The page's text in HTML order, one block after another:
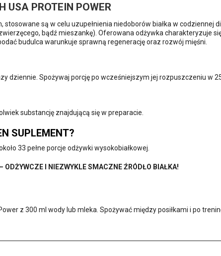
USA PROTEIN POWER
stosowane są w celu uzupełnienia niedoborów białka w codziennej
bądź mieszankę). Oferowana odżywka charakteryzuje
budulca warunkuje sprawną regenerację oraz rozwój mięśni.
dziennie. Spożywaj porcję po wcześniejszym jej rozpuszczeniu w
substancję znajdującą się w preparacie.
SUPLEMENT?
33 pełne porcje odżywki wysokobiałkowej.
ODŻYWCZE I NIEZWYKLE SMACZNE ŹRÓDŁO BIAŁKA!
z 300 ml wody lub mleka. Spożywać między posiłkami i po